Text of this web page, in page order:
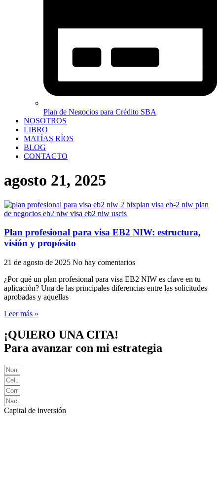
Plan de Negocios para Crédito SBA
NOSOTROS
LIBRO
MATÍAS RÍOS
BLOG
CONTACTO
agosto 21, 2025
Plan profesional para visa EB2 NIW: estructura,
visión y propósito
21 de agosto de 2025 No hay comentarios
¿Por qué un plan profesional para visa EB2 NIW es clave en tu
aplicación? Una de las principales diferencias entre las solicitudes
aprobadas y aquellas
Leer más »
¡QUIERO UNA CITA!
Para avanzar con mi estrategia
Capital de inversión